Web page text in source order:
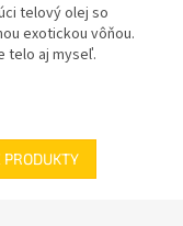
telový olej so
exotickou vôňou.
telo aj myseľ.